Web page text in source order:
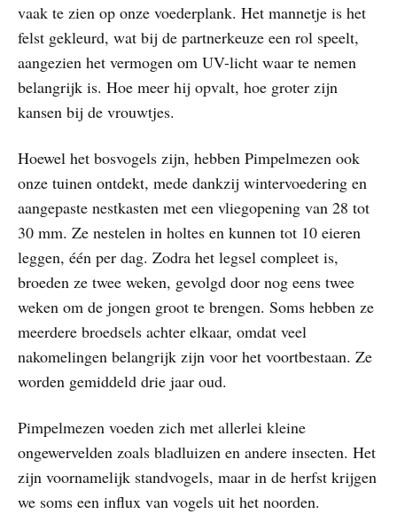
vaak te zien op onze voederplank. Het mannetje is het
felst gekleurd, wat bij de partnerkeuze een rol speelt,
aangezien het vermogen om UV-licht waar te nemen
belangrijk is. Hoe meer hij opvalt, hoe groter zijn
kansen bij de vrouwtjes.
Hoewel het bosvogels zijn, hebben Pimpelmezen ook
onze tuinen ontdekt, mede dankzij wintervoedering en
aangepaste nestkasten met een vliegopening van 28 tot
30 mm. Ze nestelen in holtes en kunnen tot 10 eieren
leggen, één per dag. Zodra het legsel compleet is,
broeden ze twee weken, gevolgd door nog eens twee
weken om de jongen groot te brengen. Soms hebben ze
meerdere broedsels achter elkaar, omdat veel
nakomelingen belangrijk zijn voor het voortbestaan. Ze
worden gemiddeld drie jaar oud.
Pimpelmezen voeden zich met allerlei kleine
ongewervelden zoals bladluizen en andere insecten. Het
zijn voornamelijk standvogels, maar in de herfst krijgen
we soms een influx van vogels uit het noorden.